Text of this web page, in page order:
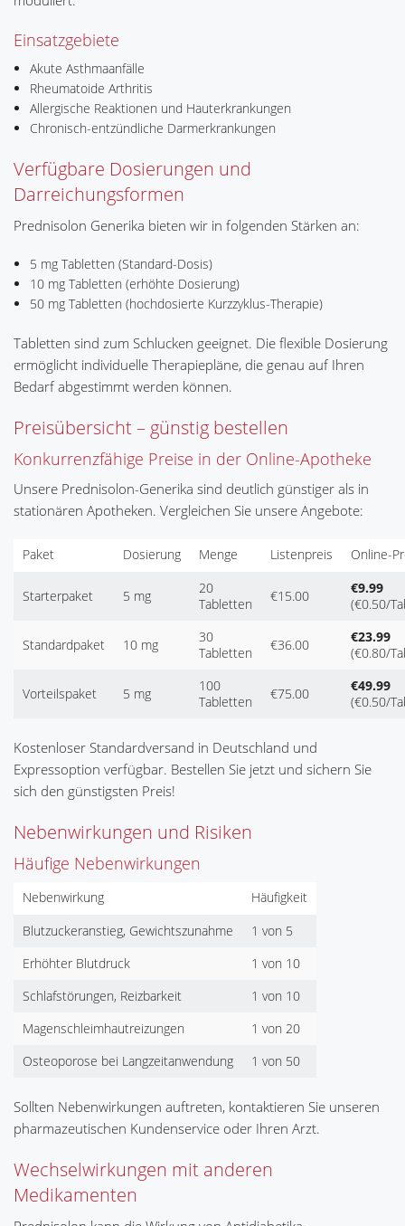
Einsatzgebiete
Akute Asthmaanfälle
Rheumatoide Arthritis
Allergische Reaktionen und Hauterkrankungen
Chronisch-entzündliche Darmerkrankungen
Verfügbare Dosierungen und
Darreichungsformen
Prednisolon Generika bieten wir in folgenden Stärken an:
5 mg Tabletten (Standard-Dosis)
10 mg Tabletten (erhöhte Dosierung)
50 mg Tabletten (hochdosierte Kurzzyklus-Therapie)
Tabletten sind zum Schlucken geeignet. Die flexible Dosierung
ermöglicht individuelle Therapiepläne, die genau auf Ihren
Bedarf abgestimmt werden können.
Preisübersicht – günstig bestellen
Konkurrenzfähige Preise in der Online-Apotheke
Unsere Prednisolon-Generika sind deutlich günstiger als in
stationären Apotheken. Vergleichen Sie unsere Angebote:
Paket Dosierung Menge Listenpreis Online-
Starterpaket 5 mg
20
Tabletten
€15.00
€9.99
(€0.50/
Standardpaket 10 mg
30
Tabletten
€36.00
€23.99
(€0.80/
Vorteilspaket 5 mg
100
Tabletten
€75.00
€49.99
(€0.50/
Kostenloser Standardversand in Deutschland und
Expressoption verfügbar. Bestellen Sie jetzt und sichern Sie
sich den günstigsten Preis!
Nebenwirkungen und Risiken
Häufige Nebenwirkungen
Nebenwirkung
Häufigkeit
Blutzuckeranstieg, Gewichtszunahme
1 von 5
Erhöhter Blutdruck
1 von 10
Schlafstörungen, Reizbarkeit
1 von 10
Magenschleimhautreizungen
1 von 20
Osteoporose bei Langzeitanwendung
1 von 50
Sollten Nebenwirkungen auftreten, kontaktieren Sie unseren
pharmazeutischen Kundenservice oder Ihren Arzt.
Wechselwirkungen mit anderen
Medikamenten